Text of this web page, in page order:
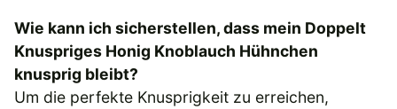
Wie kann ich sicherstellen, dass mein Doppelt
Knuspriges Honig Knoblauch Hühnchen
knusprig bleibt?
Um die perfekte Knusprigkeit zu erreichen,